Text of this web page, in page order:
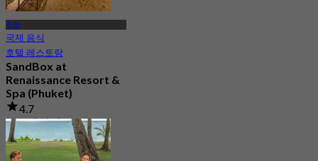
푸켓
국제 음식
호텔 레스토랑
SandBox at
Renaissance Resort &
Spa (Phuket)
4.7
116 예약됨
에서฿ 530